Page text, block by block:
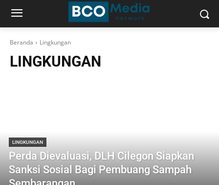
Beranda Lingkungan
LINGKUNGAN
LINGKUNGAN
Perda Dievaluasi, DLH Cilegon Siapkan
Sanksi Sosial Bagi Pembuang Sampah